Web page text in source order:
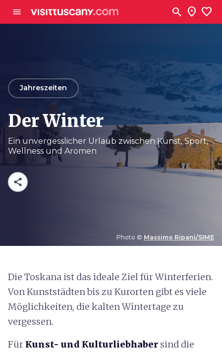
menu search location_on favorite
Photo © Massimo Ripani/SIME
arrow_backJahreszeiten
Der Winter
Ein unvergesslicher Urlaub zwischen Kunst, Sport,
Wellness und Aromen
share
Die Toskana ist das ideale Ziel für Winterferien.
Von Kunststädten bis zu Kurorten gibt es viele
Möglichkeiten, die kalten Wintertage zu
vergessen.
Für Kunst- und Kulturliebhaber sind die